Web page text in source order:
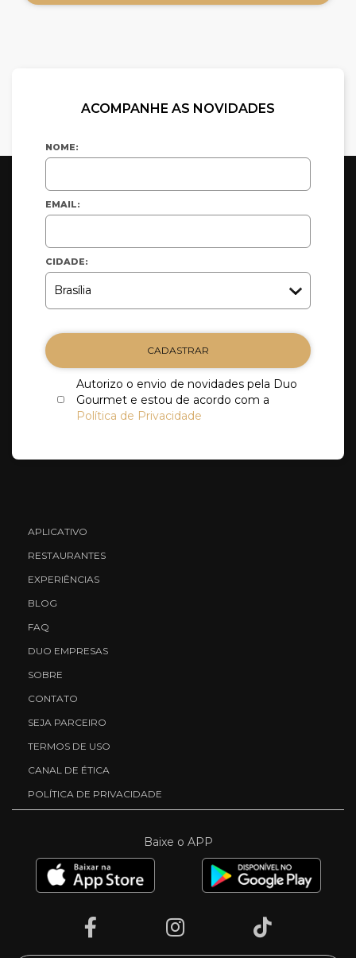
ACOMPANHE AS NOVIDADES
NOME:
EMAIL:
CIDADE:
CADASTRAR
Autorizo o envio de novidades pela Duo
Gourmet e estou de acordo com a
Política de Privacidade
APLICATIVO
RESTAURANTES
EXPERIÊNCIAS
BLOG
FAQ
DUO EMPRESAS
SOBRE
CONTATO
SEJA PARCEIRO
TERMOS DE USO
CANAL DE ÉTICA
POLÍTICA DE PRIVACIDADE
Baixe o APP